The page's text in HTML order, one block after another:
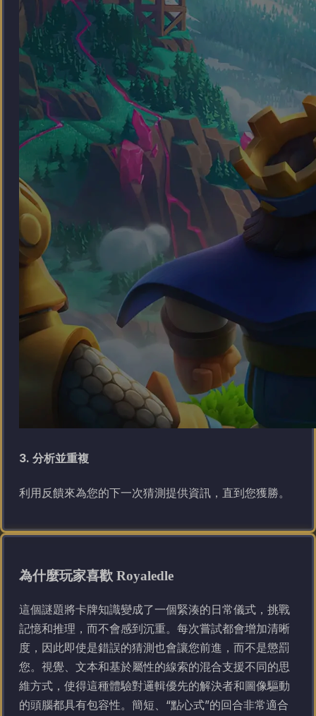
3. 分析並重複
利用反饋來為您的下一次猜測提供資訊，直到您獲勝。
為什麼玩家喜歡 Royaledle
這個謎題將卡牌知識變成了一個緊湊的日常儀式，挑戰
記憶和推理，而不會感到沉重。每次嘗試都會增加清晰
度，因此即使是錯誤的猜測也會讓您前進，而不是懲罰
您。視覺、文本和基於屬性的線索的混合支援不同的思
維方式，使得這種體驗對邏輯優先的解決者和圖像驅動
的頭腦都具有包容性。簡短、“點心式”的回合非常適合